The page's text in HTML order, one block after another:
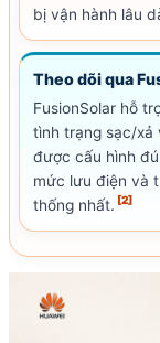
bị vận hành lâu
Theo dõi qua
FusionSolar hỗ
tình trạng sạc/xả
được cấu hình
mức lưu điện và
thống nhất. [2]